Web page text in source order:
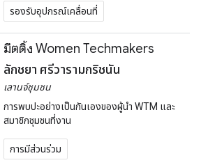
รองรับอุปกรณ์เคลื่อนที่
มีตติ้ง Women Techmakers
ลักชยา ศรีวารามกริชนัน
เลานจ์ชุมชน
การพบปะอย่างเป็นกันเองของผู้นำ WTM และ
สมาชิกชุมชนที่งาน
การมีส่วนร่วม